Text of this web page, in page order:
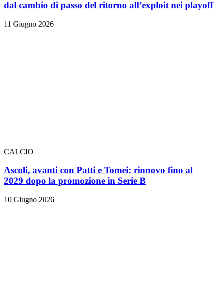
dal cambio di passo del ritorno all’exploit nei playoff
11 Giugno 2026
CALCIO
Ascoli, avanti con Patti e Tomei: rinnovo fino al
2029 dopo la promozione in Serie B
10 Giugno 2026